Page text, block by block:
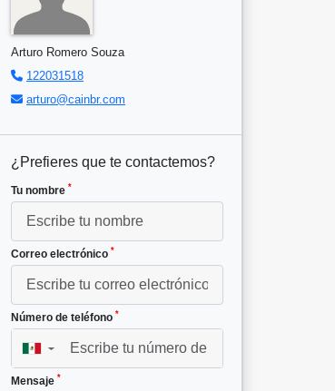
Arturo Romero Souza
122031518
arturo@cainbr.com
¿Prefieres que te contactemos?
Tu nombre *
Correo electrónico *
Número de teléfono *
▼
Mensaje *